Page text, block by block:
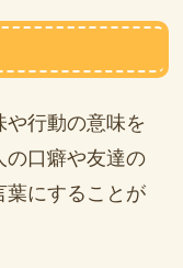
行動の意味を
の口癖や友達の
葉にすることが